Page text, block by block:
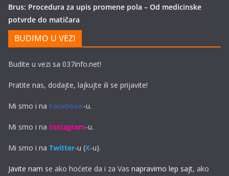
Brus: Procedura za upis promene pola – Od medicinske
potvrde do matičara
BUDIMO U VEZI
Budite u vezi sa 037info.net!
Pratite nas, dodajte, lajkujte ili se prijavite!
Mi smo i na Facebook-u.
Mi smo i na Instagram-u.
Mi smo i na Twitter-u (X-u).
Javite nam se ako hoćete da i za Vas napravimo lep sajt, ako